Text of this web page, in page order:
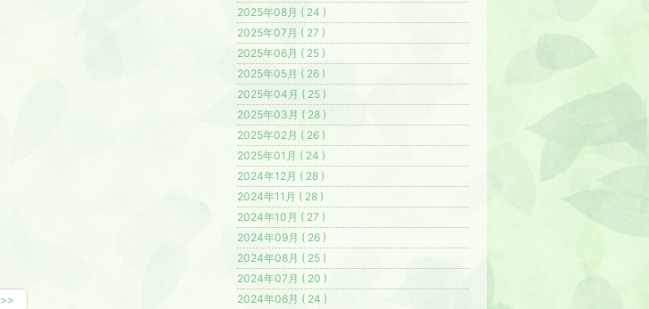
>>
2025年08月 ( 24 )
2025年07月 ( 27 )
2025年06月 ( 25 )
2025年05月 ( 26 )
2025年04月 ( 25 )
2025年03月 ( 28 )
2025年02月 ( 26 )
2025年01月 ( 24 )
2024年12月 ( 28 )
2024年11月 ( 28 )
2024年10月 ( 27 )
2024年09月 ( 26 )
2024年08月 ( 25 )
2024年07月 ( 20 )
2024年06月 ( 24 )